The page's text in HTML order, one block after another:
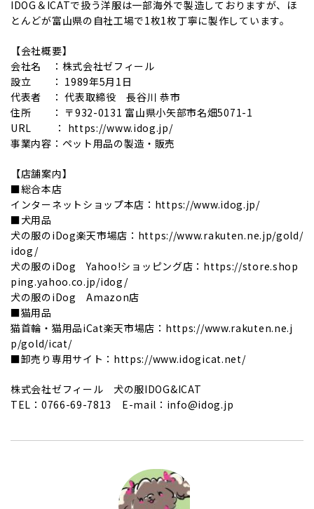
IDOG＆ICATで扱う洋服は一部海外で製造しておりますが、ほ
とんどが富山県の自社工場で1枚1枚丁寧に製作しています。
【会社概要】
会社名 ：株式会社ゼフィール
設立 ： 1989年5月1日
代表者 ： 代表取締役 長谷川 恭市
住所 ： 〒932-0131 富山県小矢部市名畑5071-1
URL ： https://www.idog.jp/
事業内容：ペット用品の製造・販売
【店舗案内】
■総合本店
インターネットショップ本店：https://www.idog.jp/
■犬用品
犬の服のiDog楽天市場店：https://www.rakuten.ne.jp/gold/
idog/
犬の服のiDog Yahoo!ショッピング店：https://store.shop
ping.yahoo.co.jp/idog/
犬の服のiDog Amazon店
■猫用品
猫首輪・猫用品iCat楽天市場店：https://www.rakuten.ne.j
p/gold/icat/
■卸売り専用サイト：https://www.idogicat.net/
株式会社ゼフィール 犬の服IDOG&ICAT
TEL：0766-69-7813 E-mail：info@idog.jp